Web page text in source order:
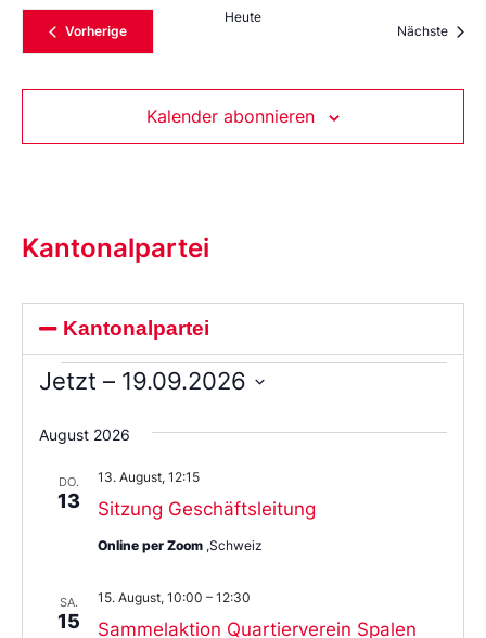
VorherigeVeranstaltungen
Heute
Nächste
Kalender abonnieren
Kantonalpartei
Kantonalpartei
Jetzt – 19.09.2026
Sie
das
aus.
August 2026
DO.
13 Sitzung Geschäftsleitung
13. August, 12:15
Online per Zoom ,Schweiz
SA.
15 Sammelaktion Quartierverein Spalen
15. August, 10:00 – 12:30